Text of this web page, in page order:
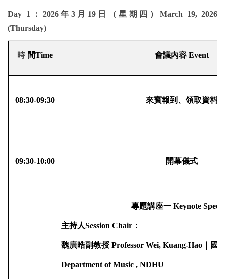
Day 1 ： 2026年 3月 19日（星期四 ） March 19, 2026
(Thursday)
時 間Time 會議內容 Event
08:30-09:30 來賓報到、領取資料
09:30-10:00 開幕儀式
專題講座一 Keynote
主持人Session Chair ：
魏廣晧副教授 Professor Wei, Kuang-Hao ｜國
Department of Music , NDHU